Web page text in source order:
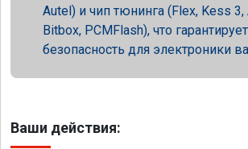
Autel) и чип тюнинга (Flex, Kess 3,
Bitbox, PCMFlash), что гарантирует
безопасность для электроники
Ваши действия: